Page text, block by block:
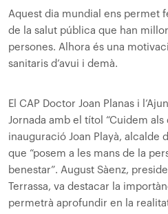
Aquest dia mundial ens permet
de la salut pública que han
persones. Alhora és una
sanitaris d’avui i demà.
El CAP Doctor Joan Planas i
Jornada amb el títol “Cuidem als
inauguració Joan Playà, alcalde
que “posem a les mans de la
benestar”. August Sàenz,
Terrassa, va destacar la
permetrà aprofundir en la